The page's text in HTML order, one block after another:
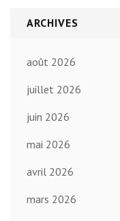
ARCHIVES
août 2026
juillet 2026
juin 2026
mai 2026
avril 2026
mars 2026